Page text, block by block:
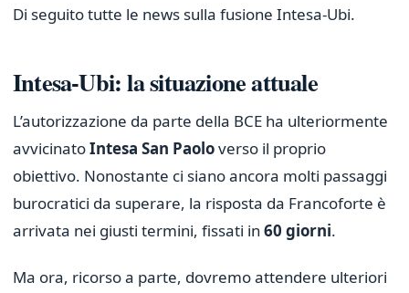
Di seguito tutte le news sulla fusione Intesa-Ubi.
Intesa-Ubi: la situazione attuale
L’autorizzazione da parte della BCE ha ulteriormente
avvicinatoIntesa San Paoloverso il proprio
obiettivo. Nonostante ci siano ancora molti passaggi
burocratici da superare, la risposta da Francoforte è
arrivata nei giusti termini, fissati in 60 giorni.
Ma ora, ricorso a parte, dovremo attendere ulteriori